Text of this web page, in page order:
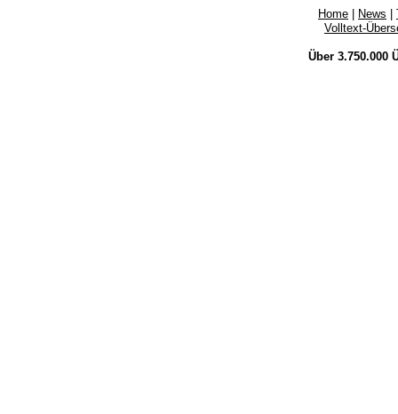
Home News
Volltext-
Über 3.750.000